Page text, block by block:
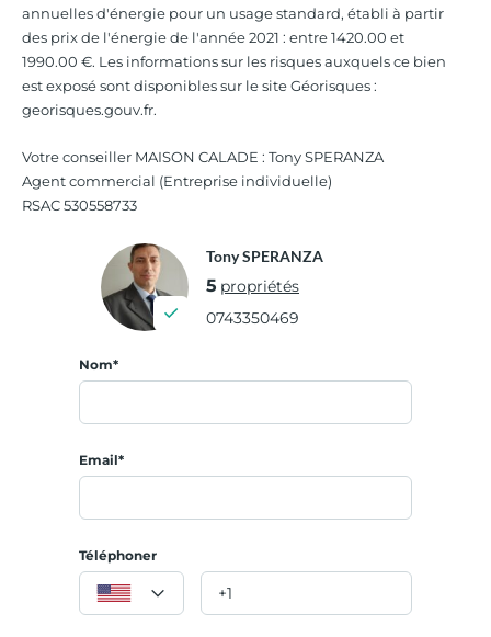
annuelles d'énergie pour un usage standard, établi à partir
des prix de l'énergie de l'année 2021 : entre 1420.00 et
1990.00 €. Les informations sur les risques auxquels ce bien
est exposé sont disponibles sur le site Géorisques :
georisques.gouv.fr.
Votre conseiller MAISON CALADE : Tony SPERANZA
Agent commercial (Entreprise individuelle)
RSAC 530558733
Tony SPERANZA
5 propriétés
0743350469
Nom*
Email*
Téléphoner